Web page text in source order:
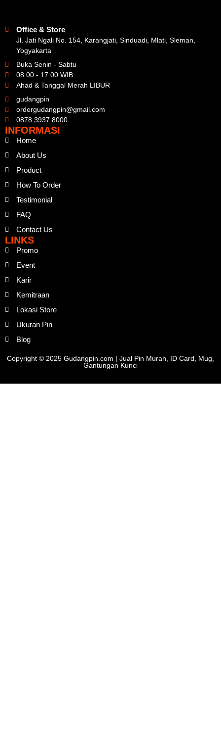
Office & Store
Jl. Jati Ngali No. 154, Karangjati, Sinduadi, Mlati, Sleman,
Yogyakarta
Buka Senin - Sabtu
08.00 - 17.00 WIB
Ahad & Tanggal Merah LIBUR
gudangpin
ordergudangpin@gmail.com
0878 3937 8000
INFORMASI
Home
About Us
Product
How To Order
Testimonial
FAQ
Contact Us
LINKS
Promo
Event
Karir
Kemitraan
Lokasi Store
Ukuran Pin
Blog
Copyright © 2025 Gudangpin.com | Jual Pin Murah, ID Card, Mug,
Gantungan Kunci